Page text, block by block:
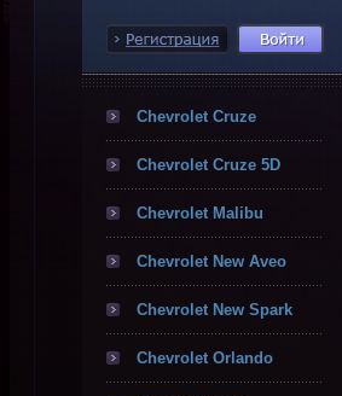
Chevrolet Cruze
Chevrolet Cruze 5D
Chevrolet Malibu
Chevrolet New Aveo
Chevrolet New Spark
Chevrolet Orlando